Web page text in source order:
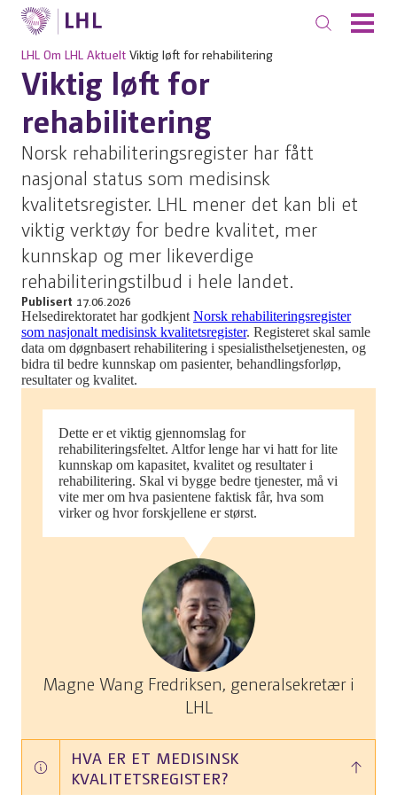
LHL Om LHL Aktuelt Viktig løft for rehabilitering
Viktig løft for
rehabilitering
Norsk rehabiliteringsregister har fått
nasjonal status som medisinsk
kvalitetsregister. LHL mener det kan bli et
viktig verktøy for bedre kvalitet, mer
kunnskap og mer likeverdige
rehabiliteringstilbud i hele landet.
Publisert 17.06.2026
Helsedirektoratet har godkjent Norsk rehabiliteringsregister
som nasjonalt medisinsk kvalitetsregister. Registeret skal samle
data om døgnbasert rehabilitering i spesialisthelsetjenesten, og
bidra til bedre kunnskap om pasienter, behandlingsforløp,
resultater og kvalitet.
Dette er et viktig gjennomslag for
rehabiliteringsfeltet. Altfor lenge har vi hatt for lite
kunnskap om kapasitet, kvalitet og resultater i
rehabilitering. Skal vi bygge bedre tjenester, må vi
vite mer om hva pasientene faktisk får, hva som
virker og hvor forskjellene er størst.
Magne Wang Fredriksen, generalsekretær i
LHL
HVA ER ET MEDISINSK
KVALITETSREGISTER?